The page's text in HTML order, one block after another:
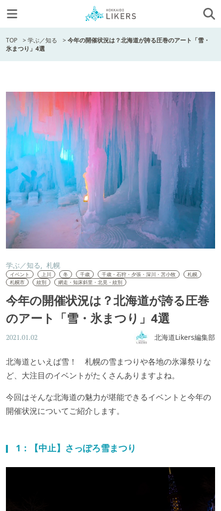
TOP >学ぶ／知る >今年の開催状況は？北海道が誇る圧巻のアート「雪・
氷まつり」4選
学ぶ／知る 札幌
イベント 上川 冬 千歳 千歳・石狩・夕張・深川・苫小牧
札幌
札幌市
紋別 網走・知床斜里・北見・紋別
今年の開催状況は？北海道が誇る圧巻
のアート「雪・氷まつり」4選
2021.01.02 北海道Likers編集部
北海道といえば雪！ 札幌の雪まつりや各地の氷瀑祭りな
ど、大注目のイベントがたくさんありますよね。
今回はそんな北海道の魅力が堪能できるイベントと今年の
開催状況についてご紹介します。
1：【中止】さっぽろ雪まつり